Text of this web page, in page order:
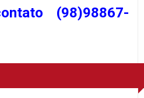
(98)98867-